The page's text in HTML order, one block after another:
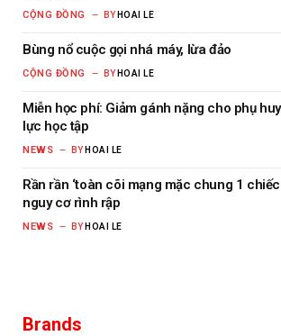
CỘNG ĐỒNG BY HOAI LE
Bùng nổ cuộc gọi nhá máy, lừa đảo
CỘNG ĐỒNG BY HOAI LE
Miễn học phí: Giảm gánh nặng cho phụ
lực học tập
NEWS BY HOAI LE
Rần rần ‘toàn cõi mạng mặc chung 1 chiếc
nguy cơ rình rập
NEWS BY HOAI LE
Brands